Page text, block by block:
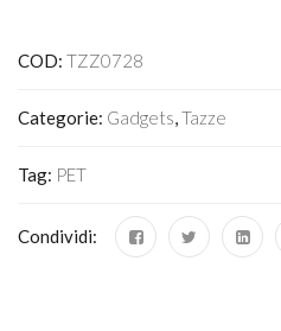
COD: TZZ0728
Categorie: Gadgets,Tazze
Tag: PET
Condividi: